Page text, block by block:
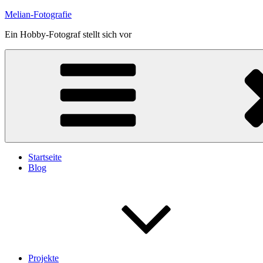
Skip
content
Melian-Fotografie
Ein Hobby-Fotograf stellt sich vor
Startseite
Blog
Projekte